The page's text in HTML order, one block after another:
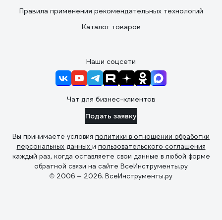
Правила применения рекомендательных технологий
Каталог товаров
Наши соцсети
Чат для бизнес-клиентов
Подать заявку
Вы принимаете условия политики в отношении обработки
персональных данных и пользовательского соглашения
каждый раз, когда оставляете свои данные в любой форме
обратной связи на сайте ВсеИнструменты.ру
© 2006 — 2026. ВсеИнструменты.ру